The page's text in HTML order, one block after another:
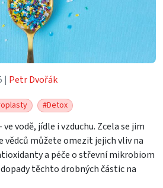
| Petr Dvořák
#Detox
vodě, jídle i vzduchu. Zcela se jim
vědců můžete omezit jejich vliv na
a péče o střevní mikrobiom
těchto drobných částic na